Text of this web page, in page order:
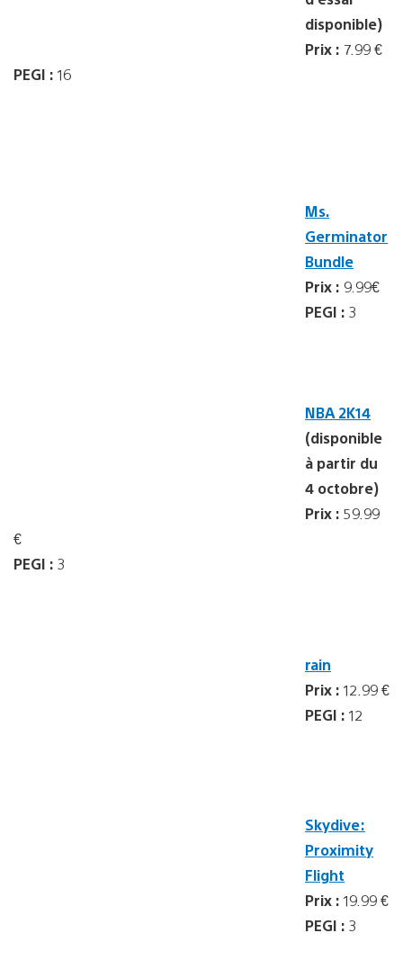
disponible)
Prix : 7.99 €
PEGI : 16
Ms.
Germinator
Bundle
Prix : 9.99€
PEGI : 3
NBA 2K14
(disponible
à partir du
4 octobre)
Prix : 59.99
€
PEGI : 3
rain
Prix : 12.99 €
PEGI : 12
Skydive:
Proximity
Flight
Prix : 19.99 €
PEGI : 3